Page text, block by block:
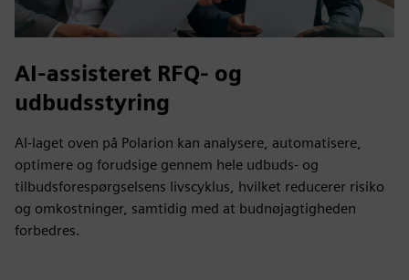
AI-assisteret RFQ- og
udbudsstyring
AI-laget oven på Polarion kan analysere, automatisere,
optimere og forudsige gennem hele udbuds- og
tilbudsforespørgselsens livscyklus, hvilket reducerer risiko
og omkostninger, samtidig med at budnøjagtigheden
forbedres.